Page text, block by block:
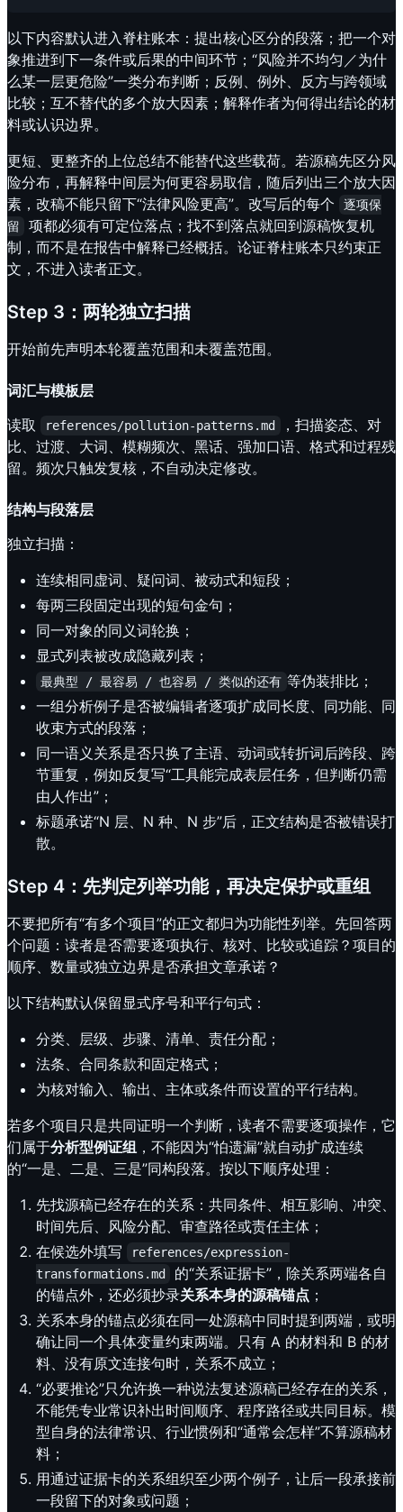
以下内容默认进入脊柱账本：提出核心区分的段落；把一个对
象推进到下一条件或后果的中间环节；“风险并不均匀／为什
么某一层更危险”一类分布判断；反例、例外、反方与跨领域
比较；互不替代的多个放大因素；解释作者为何得出结论的材
料或认识边界。
更短、更整齐的上位总结不能替代这些载荷。若源稿先区分风
险分布，再解释中间层为何更容易取信，随后列出三个放大因
素，改稿不能只留下“法律风险更高”。改写后的每个
逐项保
留
项都必须有可定位落点；找不到落点就回到源稿恢复机
制，而不是在报告中解释已经概括。论证脊柱账本只约束正
文，不进入读者正文。
Step 3：两轮独立扫描
开始前先声明本轮覆盖范围和未覆盖范围。
词汇与模板层
读取
references/pollution-patterns.md
，扫描姿态、对
比、过渡、大词、模糊频次、黑话、强加口语、格式和过程残
留。频次只触发复核，不自动决定修改。
结构与段落层
独立扫描：
连续相同虚词、疑问词、被动式和短段；
每两三段固定出现的短句金句；
同一对象的同义词轮换；
显式列表被改成隐藏列表；
最典型 / 最容易 / 也容易 / 类似的还有 等伪装排比；
一组分析例子是否被编辑者逐项扩成同长度、同功能、同
收束方式的段落；
同一语义关系是否只换了主语、动词或转折词后跨段、跨
节重复，例如反复写“工具能完成表层任务，但判断仍需
由人作出”；
标题承诺“N 层、N 种、N 步”后，正文结构是否被错误打
散。
Step 4：先判定列举功能，再决定保护或重组
不要把所有“有多个项目”的正文都归为功能性列举。先回答两
个问题：读者是否需要逐项执行、核对、比较或追踪？项目的
顺序、数量或独立边界是否承担文章承诺？
以下结构默认保留显式序号和平行句式：
分类、层级、步骤、清单、责任分配；
法条、合同条款和固定格式；
为核对输入、输出、主体或条件而设置的平行结构。
若多个项目只是共同证明一个判断，读者不需要逐项操作，它
们属于分析型例证组 ，不能因为“怕遗漏”就自动扩成连续
的“一是、二是、三是”同构段落。按以下顺序处理：
先找源稿已经存在的关系：共同条件、相互影响、冲突、
时间先后、风险分配、审查路径或责任主体；
在候选外填写
references/expression-
transformations.md
的“关系证据卡”，除关系两端各自
的锚点外，还必须抄录关系本身的源稿锚点 ；
关系本身的锚点必须在同一处源稿中同时提到两端，或明
确让同一个具体变量约束两端。只有 A 的材料和 B 的材
料、没有原文连接句时，关系不成立；
“必要推论”只允许换一种说法复述源稿已经存在的关系，
不能凭专业常识补出时间顺序、程序路径或共同目标。模
型自身的法律常识、行业惯例和“通常会怎样”不算源稿材
料；
用通过证据卡的关系组织至少两个例子，让后一段承接前
一段留下的对象或问题；